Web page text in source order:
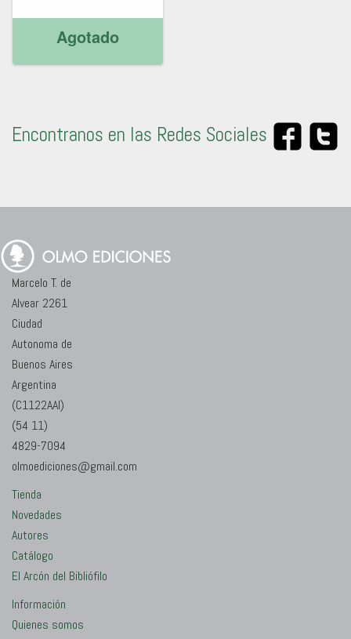
Agotado
Encontranos en las Redes Sociales
Marcelo T. de
Alvear 2261
Ciudad
Autonoma de
Buenos Aires
Argentina
(C1122AAI)
(54 11)
4829-7094
olmoediciones@gmail.com
Tienda
Novedades
Autores
Catálogo
El Arcón del Bibliófilo
Información
Quienes somos